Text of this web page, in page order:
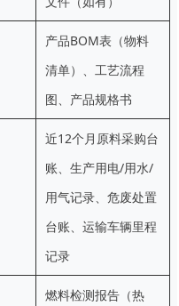
产品BOM表（物料
清单）、工艺流程
图、产品规格书
近12个月原料采购台
账、生产用电/用水/
用气记录、危废处置
台账、运输车辆里程
记录
燃料检测报告（热